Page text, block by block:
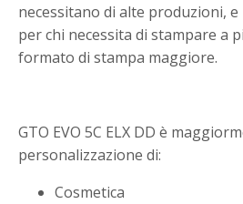
necessitano di alte produzioni, e
per chi necessita di stampare a
formato di stampa maggiore.
GTO EVO 5C ELX DD è
personalizzazione di:
Cosmetica